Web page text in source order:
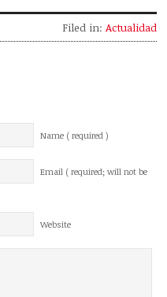
Filed in: Actualidad
Name ( required )
Email ( required; will not be
Website